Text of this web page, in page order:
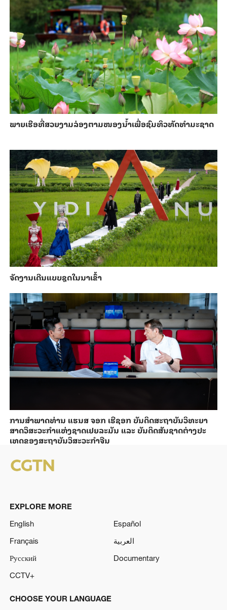
ພາຍ​ເຮືອທີ່​ສວຍ​ງາມ​ລ່ອງ​ຕາມ​​ໜອງນ້ຳ​​ເພື່ອ​ຊົມ​ທິວ​ທັດ​ທຳ​ມະ​ຊາດ
ຈັດງານເດີນແບບຊຸດໃນນາເຂົ້າ
ການ​ສຳ​ພາດ​ທ່ານ ແຮນ​ສ ຈອກ ເຮີ​ຊອກ ​ບັນ​ດິດ​ສະ​ຖາ​ບັນວິ​ທະ​ຍາ​
ສາດວິ​ສະ​ວະ​ກຳ​ແຫ່ງ​ຊາດ​ເຢຍ​ລະ​ມັນ ແລະ ບັນ​ດິດ​ສັນ​ຊາດ​ຕ່າງ​ປະ​
ເທດ​ຂອງສະ​ຖາ​ບັນ​ວິ​ສະ​ວະ​ກຳ​ຈີນ
EXPLORE MORE
English
Español
Français
العربية
Русский
Documentary
CCTV+
CHOOSE YOUR LANGUAGE